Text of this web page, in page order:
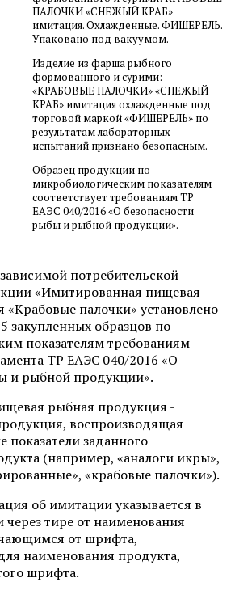
ПАЛОЧКИ «СНЕЖЫЙ КРАБ»
имитация. Охлажденные. ФИШЕРЕЛЬ.
Упаковано под вакуумом.
Изделие из фарша рыбного
формованного и сурими:
«КРАБОВЫЕ ПАЛОЧКИ» «СНЕЖЫЙ
КРАБ» имитация охлажденные под
торговой маркой «ФИШЕРЕЛЬ» по
результатам лабораторных
испытаний признано безопасным.
Образец продукции по
микробиологическим показателям
соответствует требованиям ТР
ЕАЭС 040/2016 «О безопасности
рыбы и рыбной продукции».
потребительской
«Имитированная пищевая
палочки» установлено
закупленных образцов по
показателям требованиям
ТР ЕАЭС 040/2016 «О
и рыбной продукции».
рыбная продукция -
воспроизводящая
показатели заданного
(например, «аналоги икры»,
«крабовые палочки»).
об имитации указывается в
тире от наименования
от шрифта,
наименования продукта,
шрифта.